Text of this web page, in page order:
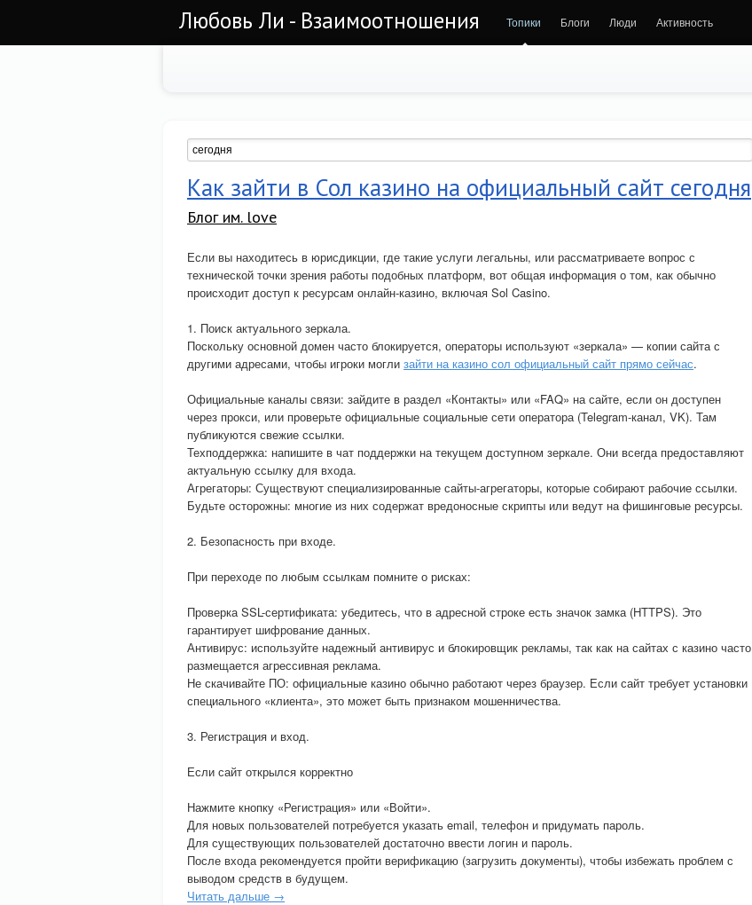
Любовь Ли - Взаимоотношения Топики Блоги Люди Активность
Как зайти в Сол казино на официальный сайт сегодня
Блог им. love
Если вы находитесь в юрисдикции, где такие услуги легальны, или рассматриваете вопрос с
технической точки зрения работы подобных платформ, вот общая информация о том, как обычно
происходит доступ к ресурсам онлайн-казино, включая Sol Casino.
1. Поиск актуального зеркала.
Поскольку основной домен часто блокируется, операторы используют «зеркала» — копии сайта с
другими адресами, чтобы игроки могли зайти на казино сол официальный сайт прямо сейчас.
Официальные каналы связи: зайдите в раздел «Контакты» или «FAQ» на сайте, если он доступен
через прокси, или проверьте официальные социальные сети оператора (Telegram-канал, VK). Там
публикуются свежие ссылки.
Техподдержка: напишите в чат поддержки на текущем доступном зеркале. Они всегда предоставляют
актуальную ссылку для входа.
Агрегаторы: Существуют специализированные сайты-агрегаторы, которые собирают рабочие ссылки.
Будьте осторожны: многие из них содержат вредоносные скрипты или ведут на фишинговые ресурсы.
2. Безопасность при входе.
При переходе по любым ссылкам помните о рисках:
Проверка SSL-сертификата: убедитесь, что в адресной строке есть значок замка (HTTPS). Это
гарантирует шифрование данных.
Антивирус: используйте надежный антивирус и блокировщик рекламы, так как на сайтах с казино часто
размещается агрессивная реклама.
Не скачивайте ПО: официальные казино обычно работают через браузер. Если сайт требует установки
специального «клиента», это может быть признаком мошенничества.
3. Регистрация и вход.
Если сайт открылся корректно
Нажмите кнопку «Регистрация» или «Войти».
Для новых пользователей потребуется указать email, телефон и придумать пароль.
Для существующих пользователей достаточно ввести логин и пароль.
После входа рекомендуется пройти верификацию (загрузить документы), чтобы избежать проблем с
выводом средств в будущем.
Читать дальше →